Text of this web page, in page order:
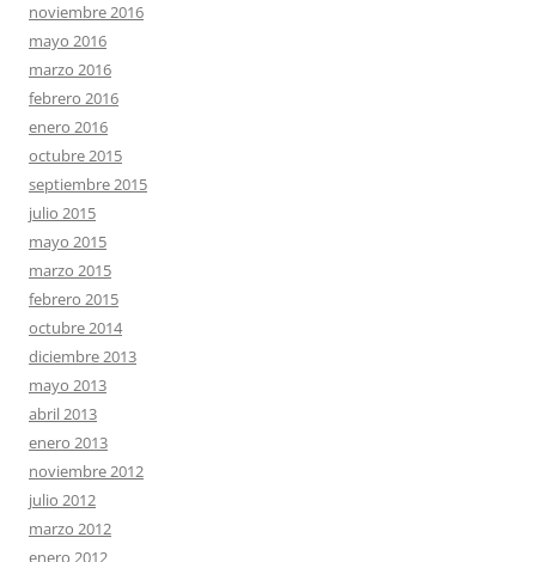
noviembre 2016
mayo 2016
marzo 2016
febrero 2016
enero 2016
octubre 2015
septiembre 2015
julio 2015
mayo 2015
marzo 2015
febrero 2015
octubre 2014
diciembre 2013
mayo 2013
abril 2013
enero 2013
noviembre 2012
julio 2012
marzo 2012
enero 2012